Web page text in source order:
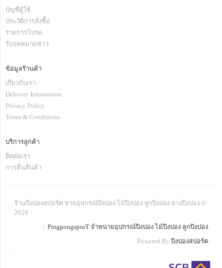
บัญชีผู้ใช้
ประวัติการสั่งซื้อ
รายการโปรด
รับจดหมายข่าว
ข้อมูลร้านค้า
เกี่ยวกับเรา
Delivery Information
Privacy Policy
Terms & Conditions
บริการลูกค้า
ติดต่อเรา
การคืนสินค้า
ร้านปิงปองสปอร์ต ขายอุปกรณ์ปิงปอง ไม้ปิงปอง ลูกปิงปอง ยางปิงปอง ©
2026
: PingpongsporT จำหน่ายอุปกรณ์ปิงปอง ไม้ปิงปอง ลูกปิงปอง
Powered By ปิงปองสปอร์ต
.